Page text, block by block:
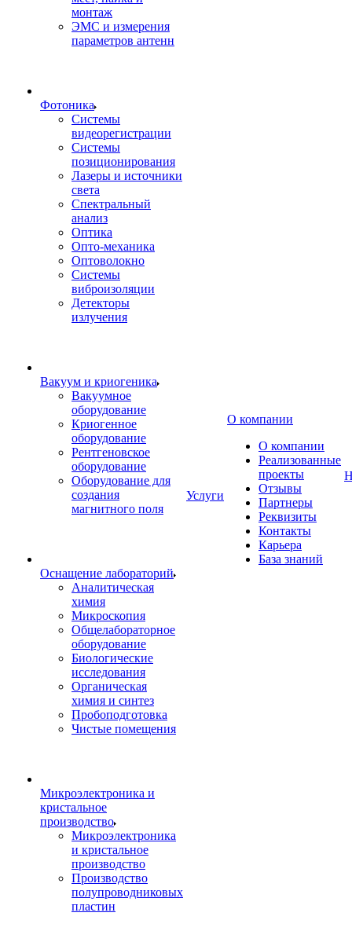
монтаж
ЭМС и измерения
параметров антенн
Фотоника
Cистемы
видеорегистрации
Системы
позиционирования
Лазеры и источники
света
Спектральный
анализ
Оптика
Опто-механика
Оптоволокно
Системы
виброизоляции
Детекторы
излучения
Вакуум и криогеника
Вакуумное
оборудование
Криогенное
оборудование
Рентгеновское
оборудование
Оборудование для
создания
магнитного поля
Оснащение лабораторий
Аналитическая
химия
Микроскопия
Общелабораторное
оборудование
Биологические
исследования
Органическая
химия и синтез
Пробоподготовка
Чистые помещения
Микроэлектроника и
кристальное
производство
Микроэлектроника
и кристальное
производство
Производство
полупроводниковых
пластин
Услуги
О компании
О компании
Реализованные
проекты
Отзывы
Партнеры
Реквизиты
Контакты
Карьера
База знаний